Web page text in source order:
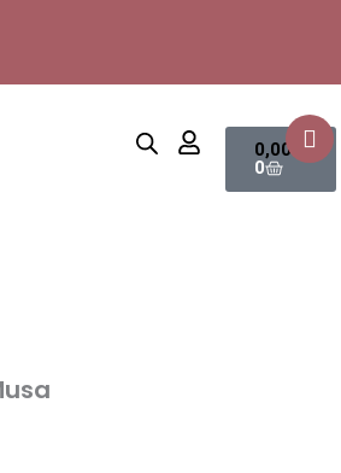
0,00
€
0
Panier